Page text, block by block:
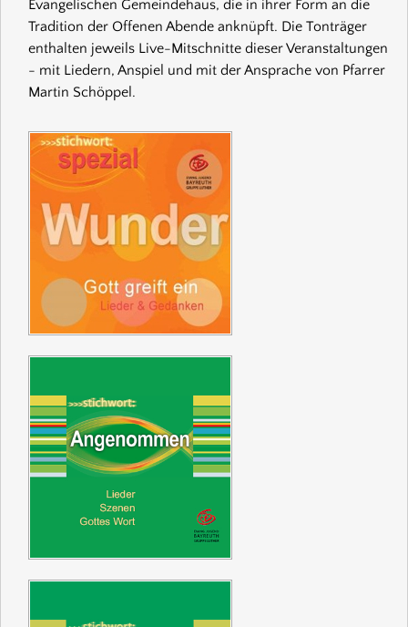
Evangelischen Gemeindehaus, die in ihrer Form an die
Tradition der Offenen Abende anknüpft. Die Tonträger
enthalten jeweils Live-Mitschnitte dieser Veranstaltungen
- mit Liedern, Anspiel und mit der Ansprache von Pfarrer
Martin Schöppel.